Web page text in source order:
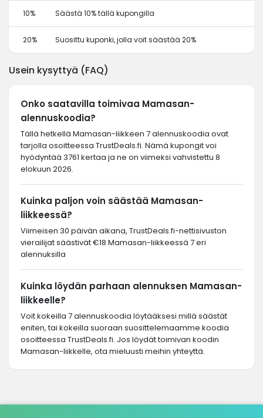
10% Säästä 10% tällä kupongilla
20% Suosittu kuponki, jolla voit säästää 20%
Usein kysyttyä (FAQ)
Onko saatavilla toimivaa Mamasan-
alennuskoodia?
Tällä hetkellä Mamasan-liikkeen 7 alennuskoodia ovat
tarjolla osoitteessa TrustDeals.fi. Nämä kupongit voi
hyödyntää 3761 kertaa ja ne on viimeksi vahvistettu 8
elokuun 2026.
Kuinka paljon voin säästää Mamasan-
liikkeessä?
Viimeisen 30 päivän aikana, TrustDeals.fi-nettisivuston
vierailijat säästivät €18 Mamasan-liikkeessä 7 eri
alennuksilla
Kuinka löydän parhaan alennuksen Mamasan-
liikkeelle?
Voit kokeilla 7 alennuskoodia löytääksesi millä säästät
eniten, tai kokeilla suoraan suosittelemaamme koodia
osoitteessa TrustDeals.fi. Jos löydät toimivan koodin
Mamasan-liikkelle, ota mieluusti meihin yhteyttä.